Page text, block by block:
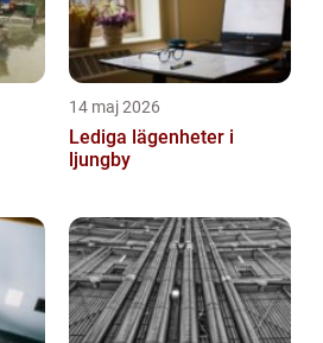
14 maj 2026
Lediga lägenheter i
ljungby